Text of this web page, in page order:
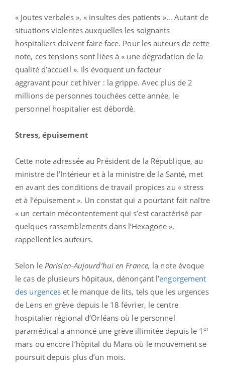
« Joutes verbales », « insultes des patients »… Autant de
situations violentes auxquelles les soignants
hospitaliers doivent faire face. Pour les auteurs de cette
note, ces tensions sont liées à « une dégradation de la
qualité d’accueil ». Ils évoquent un facteur
aggravant pour cet hiver : la grippe. Avec plus de 2
millions de personnes touchées cette année, le
personnel hospitalier est débordé.
Stress, épuisement
Cette note adressée au Président de la République, au
ministre de l’Intérieur et à la ministre de la Santé, met
en avant des conditions de travail propices au « stress
et à l’épuisement ». Un constat qui a pourtant fait naître
« un certain mécontentement qui s’est caractérisé par
quelques rassemblements dans l’Hexagone »,
rappellent les auteurs.
Selon le Parisien-Aujourd’hui en France, la note évoque
le cas de plusieurs hôpitaux, dénonçant l’engorgement
des urgences et le manque de lits, tels que les urgences
de Lens en grève depuis le 18 février, le centre
hospitalier régional d’Orléans où le personnel
paramédical a annoncé une grève illimitée depuis le 1er
mars ou encore l’hôpital du Mans où le mouvement se
poursuit depuis plus d’un mois.